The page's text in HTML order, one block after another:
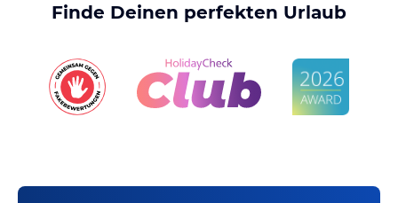
Finde Deinen perfekten Urlaub